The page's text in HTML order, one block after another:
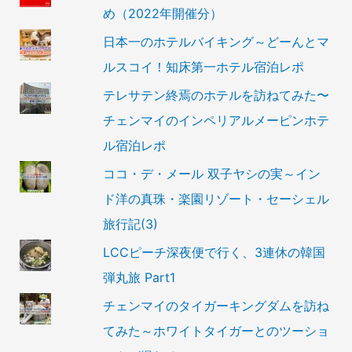
め（2022年開催分）
日本一のホテルバイキング～どーんとマ
ルスコイ！知床第一ホテル宿泊レポ
テレサテン終焉のホテルを訪ねてみた〜
チェンマイのインペリアルメーピンホテ
ル宿泊レポ
ココ・デ・メール 双子ヤシの実～イン
ド洋の真珠・楽園リゾート・セーシェル
旅行記(3)
LCCピーチ深夜便で行く、3連休の韓国
弾丸旅 Part1
チェンマイのタイガーキングダムを訪ね
てみた～ホワイトタイガーとのツーショ